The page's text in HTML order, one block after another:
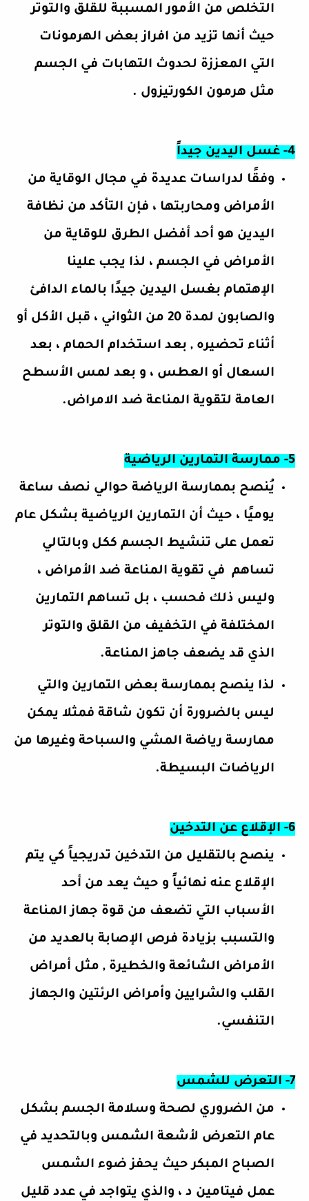
التخلص من الأمور المسببة للقلق والتوتر
حيث أنها تزيد من افراز بعض الهرمونات
التي المعززة لحدوث التهابات في الجسم
مثل هرمون الكورتيزول .
4- غسل اليدين جيداً
وفقًا لدراسات عديدة في مجال الوقاية من
الأمراض ومحاربتها ، فإن التأكد من نظافة
اليدين هو أحد أفضل الطرق للوقاية من
الأمراض في الجسم ، لذا يجب علينا
الإهتمام بغسل اليدين جيدًا بالماء الدافئ
والصابون لمدة 20 من الثواني ، قبل الأكل أو
أثناء تحضيره , بعد استخدام الحمام ، بعد
السعال أو العطس ، و بعد لمس الأسطح
العامة لتقوية المناعة ضد الامراض.
5- ممارسة التمارين الرياضية
يُنصح بممارسة الرياضة حوالي نصف ساعة
يوميًا ، حيث أن التمارين الرياضية بشكل عام
تعمل على تنشيط الجسم ككل وبالتالي
تساهم في تقوية المناعة ضد الأمراض ،
وليس ذلك فحسب ، بل تساهم التمارين
المختلفة في التخفيف من القلق والتوتر
الذي قد يضعف جاهز المناعة.
لذا ينصح بممارسة بعض التمارين والتي
ليس بالضرورة أن تكون شاقة فمثلا يمكن
ممارسة رياضة المشي والسباحة وغيرها من
الرياضات البسيطة.
6- الإقلاع عن التدخين
ينصح بالتقليل من التدخين تدريجياً كي يتم
الإقلاع عنه نهائياً و حيث يعد من أحد
الأسباب التي تضعف من قوة جهاز المناعة
والتسبب بزيادة فرص الإصابة بالعديد من
الأمراض الشائعة والخطيرة , مثل أمراض
القلب والشرايين وأمراض الرئتين والجهاز
التنفسي.
7- التعرض للشمس
من الضروري لصحة وسلامة الجسم بشكل
عام التعرض لأشعة الشمس وبالتحديد في
الصباح المبكر حيث يحفز ضوء الشمس
عمل فيتامين د ، والذي يتواجد في عدد قليل